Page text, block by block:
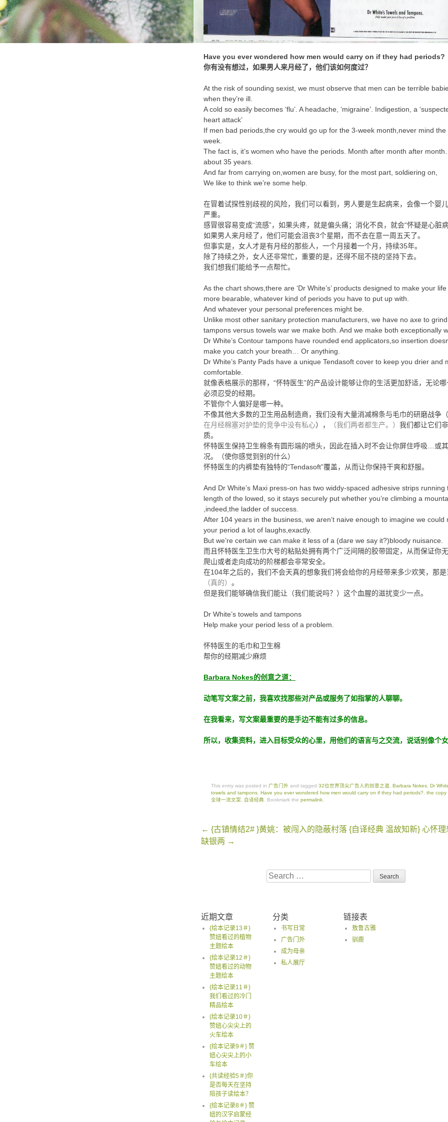
Have you ever wondered how men would carry on if they had periods?
你有没有想过，如果男人来月经了，他们该如何度过？
At the risk of sounding sexist, we must observe that men can be terrible
when they’re ill.
A cold so easily becomes ‘flu’. A headache, ‘migraine’. Indigestion, a
heart attack’
If men bad periods,the cry would go up for the 3-week month,never mind the
week.
The fact is, it’s women who have the periods. Month after month after
about 35 years.
And far from carrying on,women are busy, for the most part, soldiering on,
We like to think we’re some help.
在冒着试探性别歧视的风险，我们可以看到，男人要是生起病来，会像一个婴
严重。
感冒很容易变成“流感”，如果头疼，就是偏头痛；消化不良，就会“怀疑是心脏
如果男人来月经了，他们可能会沮丧3个星期，而不去在意一周五天了。
但事实是，女人才是有月经的那些人，一个月接着一个月，持续35年。
除了持续之外，女人还非常忙，重要的是，还得不屈不挠的坚持下去。
我们想我们能给予一点帮忙。
As the chart shows,there are ‘Dr White’s’ products designed to make your
more bearable, whatever kind of periods you have to put up with.
And whatever your personal preferences might be.
Unlike most other sanitary protection manufacturers, we have no axe to
tampons versus towels war we make both. And we make both exceptionally
Dr White’s Contour tampons have rounded end applicators,so insertion
make you catch your breath… Or anything.
Dr White’s Panty Pads have a unique Tendasoft cover to keep you drier and
comfortable.
就像表格展示的那样，“怀特医生”的产品设计能够让你的生活更加舒适，无论
必须忍受的经期。
不管你个人偏好是哪一种。
不像其他大多数的卫生用品制造商，我们没有大量消减棉条与毛巾的研磨战争（
在月经棉塞对护垫的竞争中没有私心）， （我们两者都生产。） 我们都让它们
质。
怀特医生保持卫生棉条有圆形端的喷头，因此在插入时不会让你屏住呼吸…或
况。（使你感觉到别的什么）
怀特医生的内裤垫有独特的“Tendasoft”覆盖，从而让你保持干爽和舒服。
And Dr White’s Maxi press-on has two widdy-spaced adhesive strips running
length of the lowed, so it stays securely put whether you’re climbing a
,indeed,the ladder of success.
After 104 years in the business, we aren’t naive enough to imagine we could
your period a lot of laughs,exactly.
But we’re certain we can make it less of a (dare we say it?)bloody nuisance.
而且怀特医生卫生巾大号的粘贴处拥有两个广泛间隔的胶带固定，从而保证你
爬山或者走向成功的阶梯都会非常安全。
在104年之后的，我们不会天真的想象我们将会给你的月经带来多少欢笑，那是
（真的） 。
但是我们能够确信我们能让（我们能说吗？）这个血腥的滋扰变少一点。
Dr White’s towels and tampons
Help make your period less of a problem.
怀特医生的毛巾和卫生棉
帮你的经期减少麻烦
Barbara Nokes的创意之道：
动笔写文案之前，我喜欢找那些对产品或服务了如指掌的人聊聊。
在我看来，写文案最重要的是手边不能有过多的信息。
所以，收集资料，进入目标受众的心里，用他们的语言与之交流，说话别像个女
This entry was posted in 广告门外 and tagged 32位世界顶尖广告人的创意之道 Barbara Nokes Dr
towels and tampons Have you ever wondered how men would carry on if they had periods? the copy
全球一流文案
自译经典 . Bookmark the permalink
navigation
← {古镇情结2# }黄姚：被闯入的隐蔽村落 {自译经典 温故知新} 心怀理
缺银两 →
Search
近期文章
{绘本记录13＃}
赞妞看过的植物
主题绘本
{绘本记录12＃}
赞妞看过的动物
主题绘本
{绘本记录11＃}
我们看过的冷门
精品绘本
{绘本记录10＃}
赞妞心尖尖上的
火车绘本
{绘本记录9＃} 赞
妞心尖尖上的小
车绘本
{共读经验5＃}你
是否每天在坚持
陪孩子读绘本？
{绘本记录8＃} 赞
妞的汉字启蒙经
分类
书写日常
广告门外
成为母亲
私人展厅
链接表
敖鲁古雅
驯鹿